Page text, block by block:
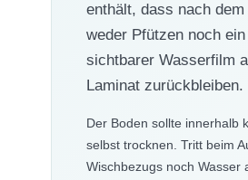
enthält, dass nach
weder Pfützen noch
sichtbarer Wasserfilm
Laminat zurückbleiben.
Der Boden sollte innerhalb
selbst trocknen. Tritt beim
Wischbezugs noch Wasser